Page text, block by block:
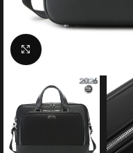
Click to enlarge